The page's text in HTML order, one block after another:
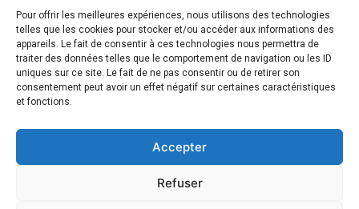
Pour offrir les meilleures expériences, nous utilisons des technologies
telles que les cookies pour stocker et/ou accéder aux informations des
appareils. Le fait de consentir à ces technologies nous permettra de
traiter des données telles que le comportement de navigation ou les ID
uniques sur ce site. Le fait de ne pas consentir ou de retirer son
consentement peut avoir un effet négatif sur certaines caractéristiques
et fonctions.
Accepter
Refuser